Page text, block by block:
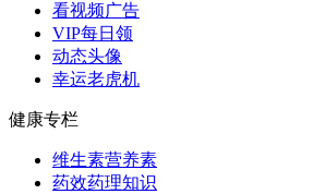
看视频广告
VIP每日领
动态头像
幸运老虎机
健康专栏
维生素营养素
药效药理知识